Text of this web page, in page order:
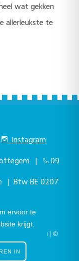
ervoor te
krijgt.
IN
wat gekken
allerleukste te
Instagram
|
09
| Btw BE 0207
tot 12.00u | ©
Factory